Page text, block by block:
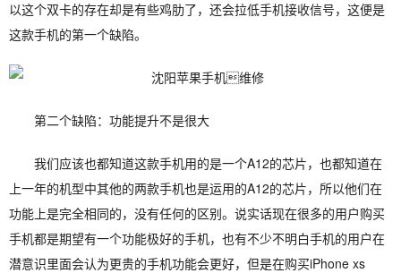
以这个双卡的存在却是有些鸡肋了，还会拉低手机接收信号，这便是
这款手机的第一个缺陷。
第二个缺陷：功能提升不是很大
我们应该也都知道这款手机用的是一个A12的芯片，也都知道在
上一年的机型中其他的两款手机也是运用的A12的芯片，所以他们在
功能上是完全相同的，没有任何的区别。说实话现在很多的用户购买
手机都是期望有一个功能极好的手机，也有不少不明白手机的用户在
潜意识里面会认为更贵的手机功能会更好，但是在购买iPhone xs